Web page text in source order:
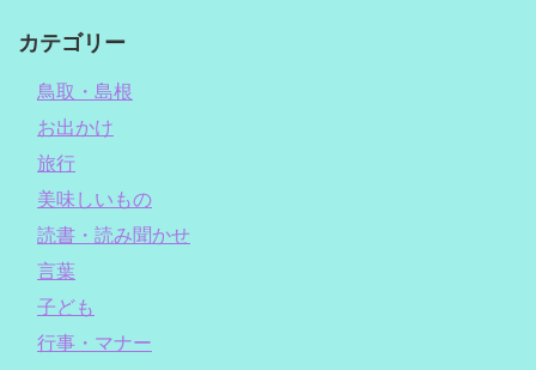
カテゴリー
鳥取・島根
お出かけ
旅行
美味しいもの
読書・読み聞かせ
言葉
子ども
行事・マナー